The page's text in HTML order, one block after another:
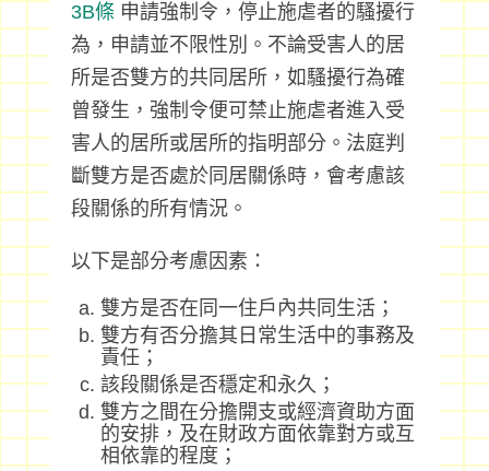
3B條 申請強制令，停止施虐者的騷擾行
為，申請並不限性別。不論受害人的居
所是否雙方的共同居所，如騷擾行為確
曾發生，強制令便可禁止施虐者進入受
害人的居所或居所的指明部分。法庭判
斷雙方是否處於同居關係時，會考慮該
段關係的所有情況。
以下是部分考慮因素：
雙方是否在同一住戶內共同生活；
雙方有否分擔其日常生活中的事務及
責任；
該段關係是否穩定和永久；
雙方之間在分擔開支或經濟資助方面
的安排，及在財政方面依靠對方或互
相依靠的程度；